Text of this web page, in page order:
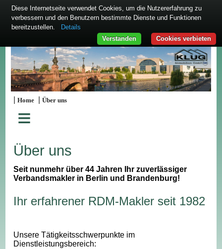
|Home |Über uns
≡
Über uns
Seit nunmehr über 44 Jahren Ihr zuverlässiger
Verbandsmakler in Berlin und Brandenburg!
Ihr erfahrener RDM-Makler seit 1982
Unsere Tätigkeitsschwerpunkte im
Dienstleistungsbereich:
Diese Internetseite verwendet Cookies, um die Nutzererfahrung zu
verbessern und den Benutzern bestimmte Dienste und Funktionen
bereitzustellen.
Details
Cookies verbieten
Verstanden